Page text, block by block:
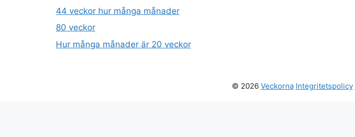
44 veckor hur många månader
80 veckor
Hur många månader är 20 veckor
© 2026 Veckorna Integritetspolicy